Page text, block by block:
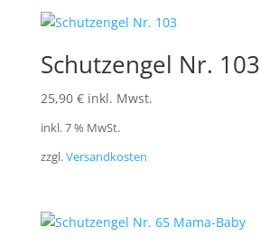
Schutzengel Nr. 103
25,90 € inkl. Mwst.
inkl. 7 % MwSt.
zzgl.Versandkosten